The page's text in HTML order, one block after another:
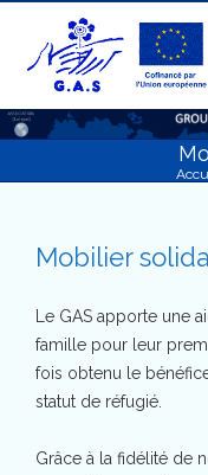
Mobilier
Le GAS apporte une
famille pour leur
fois obtenu le
statut de réfugié.
Grâce à la fidélité de